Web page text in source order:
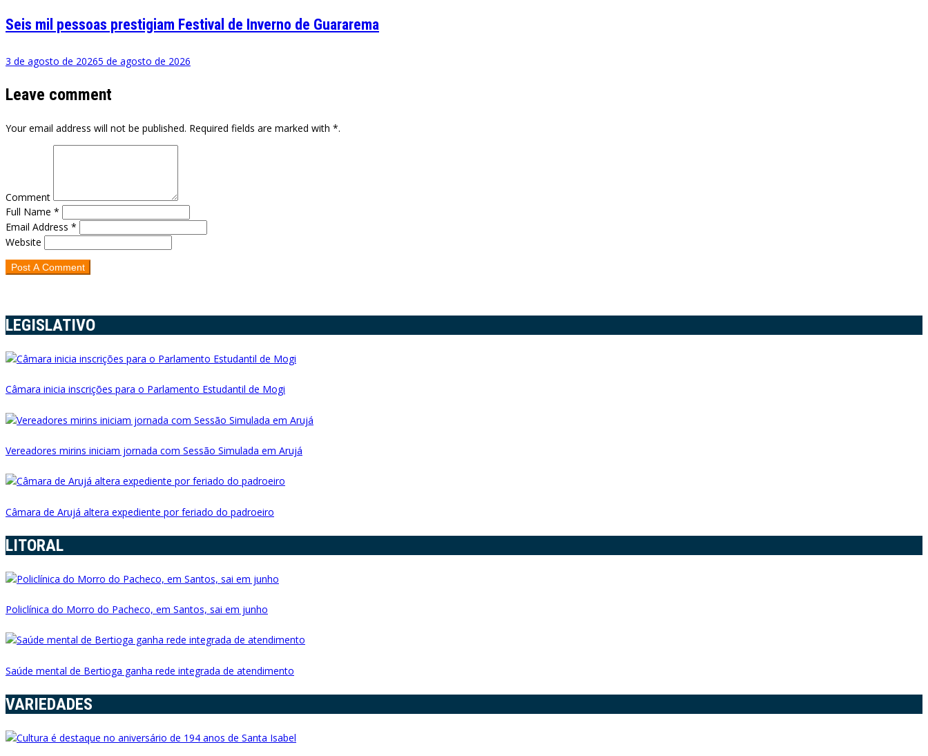
Seis mil pessoas prestigiam Festival de Inverno de Guararema
3 de agosto de 20265 de agosto de 2026
Leave comment
Your email address will not be published. Required fields are marked with *.
Comment
Full Name *
Email Address *
Website
LEGISLATIVO
Câmara inicia inscrições para o Parlamento Estudantil de Mogi
Vereadores mirins iniciam jornada com Sessão Simulada em Arujá
Câmara de Arujá altera expediente por feriado do padroeiro
LITORAL
Policlínica do Morro do Pacheco, em Santos, sai em junho
Saúde mental de Bertioga ganha rede integrada de atendimento
VARIEDADES